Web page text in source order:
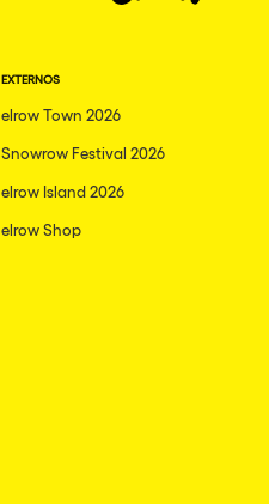
EXTERNOS
elrow Town 2026
Snowrow Festival 2026
elrow Island 2026
elrow Shop